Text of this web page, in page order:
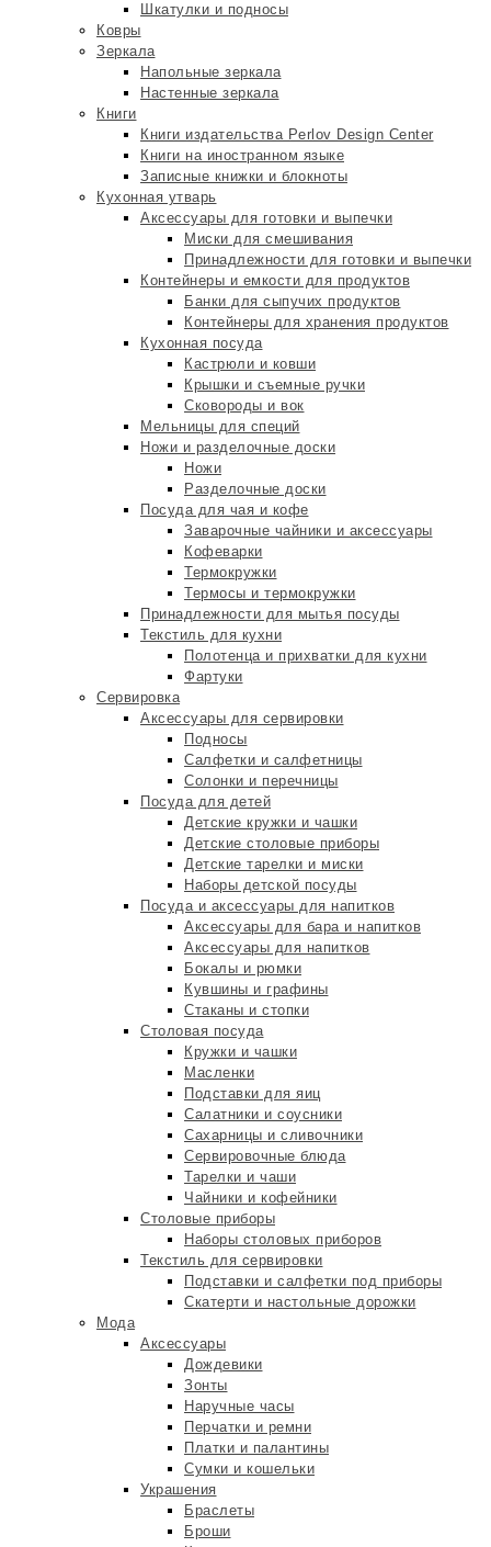
Шкатулки и подносы
Ковры
Зеркала
Напольные зеркала
Настенные зеркала
Книги
Книги издательства Perlov Design Center
Книги на иностранном языке
Записные книжки и блокноты
Кухонная утварь
Аксессуары для готовки и выпечки
Миски для смешивания
Принадлежности для готовки и выпечки
Контейнеры и емкости для продуктов
Банки для сыпучих продуктов
Контейнеры для хранения продуктов
Кухонная посуда
Кастрюли и ковши
Крышки и съемные ручки
Сковороды и вок
Мельницы для специй
Ножи и разделочные доски
Ножи
Разделочные доски
Посуда для чая и кофе
Заварочные чайники и аксессуары
Кофеварки
Термокружки
Термосы и термокружки
Принадлежности для мытья посуды
Текстиль для кухни
Полотенца и прихватки для кухни
Фартуки
Сервировка
Аксессуары для сервировки
Подносы
Салфетки и салфетницы
Солонки и перечницы
Посуда для детей
Детские кружки и чашки
Детские столовые приборы
Детские тарелки и миски
Наборы детской посуды
Посуда и аксессуары для напитков
Аксессуары для бара и напитков
Аксессуары для напитков
Бокалы и рюмки
Кувшины и графины
Стаканы и стопки
Столовая посуда
Кружки и чашки
Масленки
Подставки для яиц
Салатники и соусники
Сахарницы и сливочники
Сервировочные блюда
Тарелки и чаши
Чайники и кофейники
Столовые приборы
Наборы столовых приборов
Текстиль для сервировки
Подставки и салфетки под приборы
Скатерти и настольные дорожки
Мода
Аксессуары
Дождевики
Зонты
Наручные часы
Перчатки и ремни
Платки и палантины
Сумки и кошельки
Украшения
Браслеты
Броши